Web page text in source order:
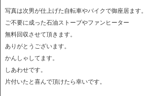
写真は次男が仕上げた自転車やバイクで御座居ます。
ご不要に成った石油ストーブやファンヒーター
無料回収させて頂きます。
ありがとうございます。
かんしゃしてます。
しあわせです。
片付いたと喜んで頂けたら幸いです。